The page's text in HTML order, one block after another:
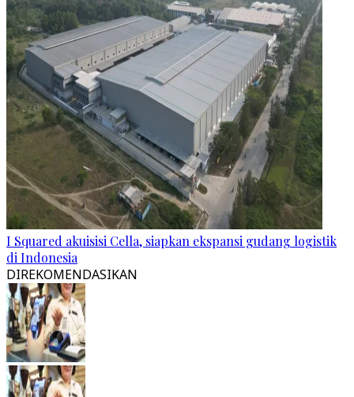
I Squared akuisisi Cella, siapkan ekspansi gudang logistik
di Indonesia
DIREKOMENDASIKAN